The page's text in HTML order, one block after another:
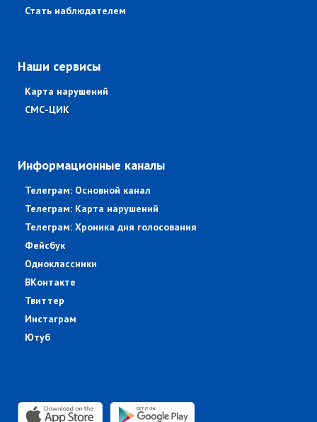
Стать наблюдателем
Наши сервисы
Карта нарушений
СМС-ЦИК
Информационные каналы
Телеграм: Основной канал
Телеграм: Карта нарушений
Телеграм: Хроника дня голосования
Фейсбук
Одноклассники
ВКонтакте
Твиттер
Инстаграм
Ютуб